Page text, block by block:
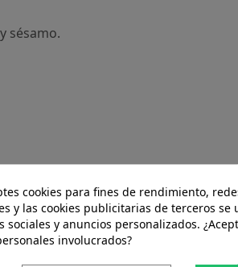
sésamo.
cookies para fines de rendimiento,
y las cookies publicitarias de terceros se
y anuncios personalizados.
involucrados?